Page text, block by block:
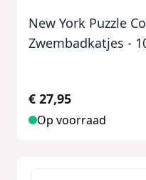
New York Puzzle
Zwembadkatjes -
€ 27,95
Op voorraad